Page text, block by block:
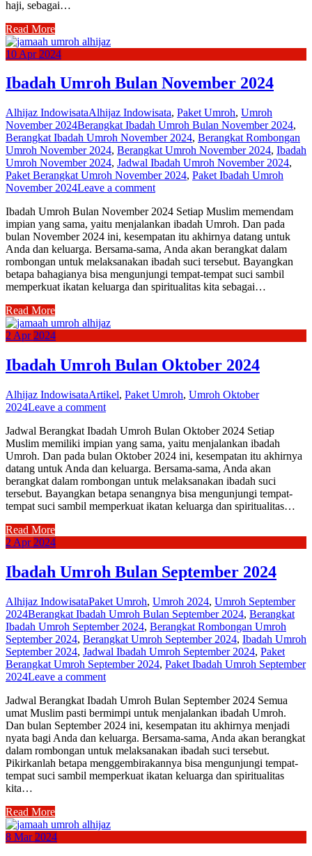
haji, sebagai…
Read More
10 Apr 2024
Ibadah Umroh Bulan November 2024
Alhijaz IndowisataAlhijaz Indowisata, Paket Umroh, Umroh
November 2024Berangkat Ibadah Umroh Bulan November 2024,
Berangkat Ibadah Umroh November 2024, Berangkat Rombongan
Umroh November 2024, Berangkat Umroh November 2024, Ibadah
Umroh November 2024, Jadwal Ibadah Umroh November 2024,
Paket Berangkat Umroh November 2024, Paket Ibadah Umroh
November 2024Leave a comment
Ibadah Umroh Bulan November 2024 Setiap Muslim memendam
impian yang sama, yaitu menjalankan ibadah Umroh. Dan pada
bulan November 2024 ini, kesempatan itu akhirnya datang untuk
Anda dan keluarga. Bersama-sama, Anda akan berangkat dalam
rombongan untuk melaksanakan ibadah suci tersebut. Bayangkan
betapa bahagianya bisa mengunjungi tempat-tempat suci sambil
memperkuat ikatan keluarga dan spiritualitas kita sebagai…
Read More
2 Apr 2024
Ibadah Umroh Bulan Oktober 2024
Alhijaz IndowisataArtikel, Paket Umroh, Umroh Oktober
2024Leave a comment
Jadwal Berangkat Ibadah Umroh Bulan Oktober 2024 Setiap
Muslim memiliki impian yang sama, yaitu menjalankan ibadah
Umroh. Dan pada bulan Oktober 2024 ini, kesempatan itu akhirnya
datang untuk Anda dan keluarga. Bersama-sama, Anda akan
berangkat dalam rombongan untuk melaksanakan ibadah suci
tersebut. Bayangkan betapa senangnya bisa mengunjungi tempat-
tempat suci sambil memperkuat ikatan keluarga dan spiritualitas…
Read More
2 Apr 2024
Ibadah Umroh Bulan September 2024
Alhijaz IndowisataPaket Umroh, Umroh 2024, Umroh September
2024Berangkat Ibadah Umroh Bulan September 2024, Berangkat
Ibadah Umroh September 2024, Berangkat Rombongan Umroh
September 2024, Berangkat Umroh September 2024, Ibadah Umroh
September 2024, Jadwal Ibadah Umroh September 2024, Paket
Berangkat Umroh September 2024, Paket Ibadah Umroh September
2024Leave a comment
Jadwal Berangkat Ibadah Umroh Bulan September 2024 Semua
umat Muslim pasti bermimpi untuk menjalankan ibadah Umroh.
Dan bulan September 2024 ini, kesempatan itu akhirnya menjadi
nyata bagi Anda dan keluarga. Bersama-sama, Anda akan berangkat
dalam rombongan untuk melaksanakan ibadah suci tersebut.
Pikirkanlah betapa menggembirakannya bisa mengunjungi tempat-
tempat suci sambil memperkuat ikatan keluarga dan spiritualitas
kita…
Read More
8 Mar 2024